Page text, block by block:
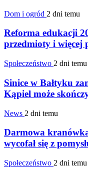
Dom i ogród 2 dni temu
Reforma edukacji
przedmioty i więcej
Społeczeństwo 2 dni temu
Sinice w Bałtyku
Kąpiel może
News 2 dni temu
Darmowa
wycofał się z
Społeczeństwo 2 dni temu